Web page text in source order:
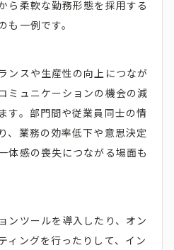
ら柔軟な勤務形態を採用する
一例です。
ンスや生産性の向上につなが
ミュニケーションの機会の減
す。部門間や従業員同士の情
、業務の効率低下や意思決定
体感の喪失につながる場面も
ンツールを導入したり、オン
ィングを行ったりして、イン